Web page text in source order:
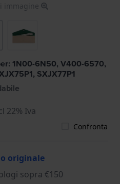
immagine
1N00-6N50, V400-6570,
SXJX77P1
22% Iva
Confronta
originale
sopra €150